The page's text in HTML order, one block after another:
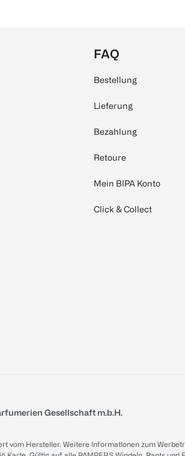
FAQ
Bestellung
Lieferung
Bezahlung
Retoure
Mein BIPA Konto
Click & Collect
Gesellschaft m.b.H.
vom Hersteller. Weitere Informationen zum